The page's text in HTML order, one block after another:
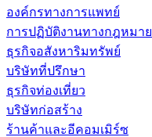
องค์กรทางการแพทย์
การปฏิบัติงานทางกฎหมาย
ธุรกิจอสังหาริมทรัพย์
บริษัทที่ปรึกษา
ธุรกิจท่องเที่ยว
บริษัทก่อสร้าง
ร้านค้าและอีคอมเมิร์ซ